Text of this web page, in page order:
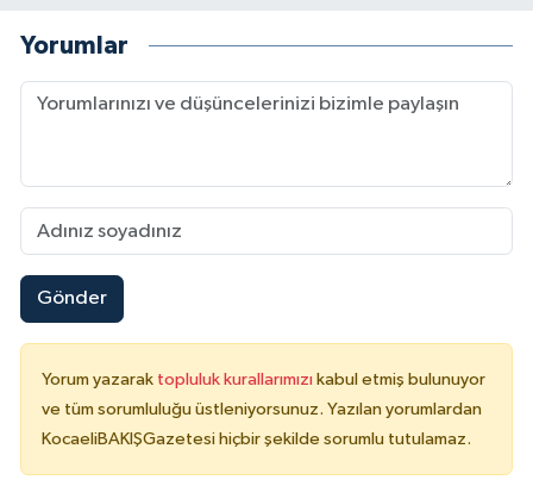
Yorumlar
Gönder
Yorum yazarak topluluk kurallarımızı kabul etmiş bulunuyor
ve tüm sorumluluğu üstleniyorsunuz. Yazılan yorumlardan
KocaeliBAKIŞGazetesi hiçbir şekilde sorumlu tutulamaz.